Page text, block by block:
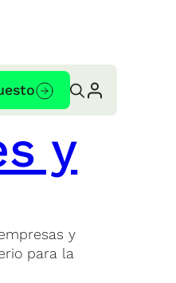
y
y
para la